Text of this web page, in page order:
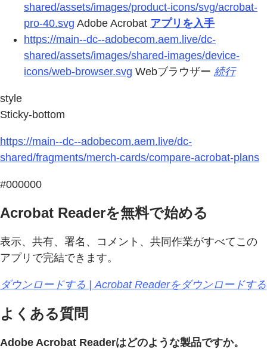
shared/assets/images/product-icons/svg/acrobat-
pro-40.svg Adobe Acrobat アプリを入手
https://main--dc--adobecom.aem.live/dc-
shared/assets/images/shared-images/device-
icons/web-browser.svg Webブラウザー 続行
style
Sticky-bottom
https://main--dc--adobecom.aem.live/dc-
shared/fragments/merch-cards/compare-acrobat-plans
#000000
Acrobat Readerを無料で始める
表示、共有、署名、コメント、共同作業がすべてこの
アプリで完結できます。
ダウンロードする | Acrobat Readerをダウンロードする
よくある質問
Adobe Acrobat Readerはどのような製品ですか。